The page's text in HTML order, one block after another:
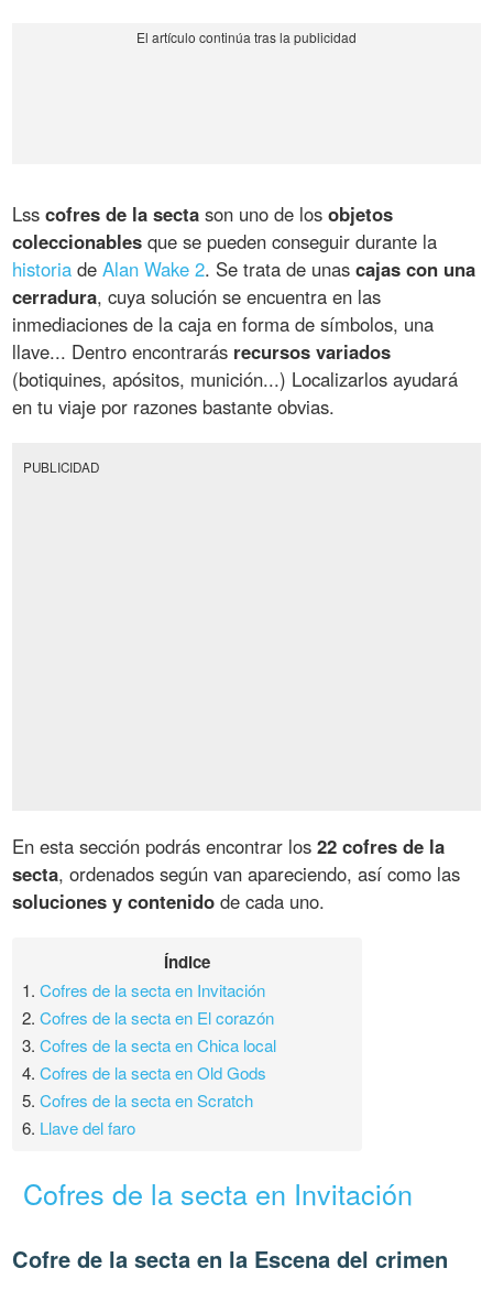
Lsscofres de la secta son uno de losobjetos
coleccionables que se pueden conseguir durante la
historia deAlan Wake 2. Se trata de unascajas con una
cerradura, cuya solución se encuentra en las
inmediaciones de la caja en forma de símbolos, una
llave... Dentro encontrarás recursos variados
(botiquines, apósitos, munición...) Localizarlos ayudará
en tu viaje por razones bastante obvias.
PUBLICIDAD
En esta sección podrás encontrar los22 cofres de la
secta, ordenados según van apareciendo, así como las
soluciones y contenido de cada uno.
Índice
1.Cofres de la secta en Invitación
2.Cofres de la secta en El corazón
3.Cofres de la secta en Chica local
4.Cofres de la secta en Old Gods
5.Cofres de la secta en Scratch
6. Llave del faro
Cofres de la secta en Invitación
Cofre de la secta en la Escena del crimen